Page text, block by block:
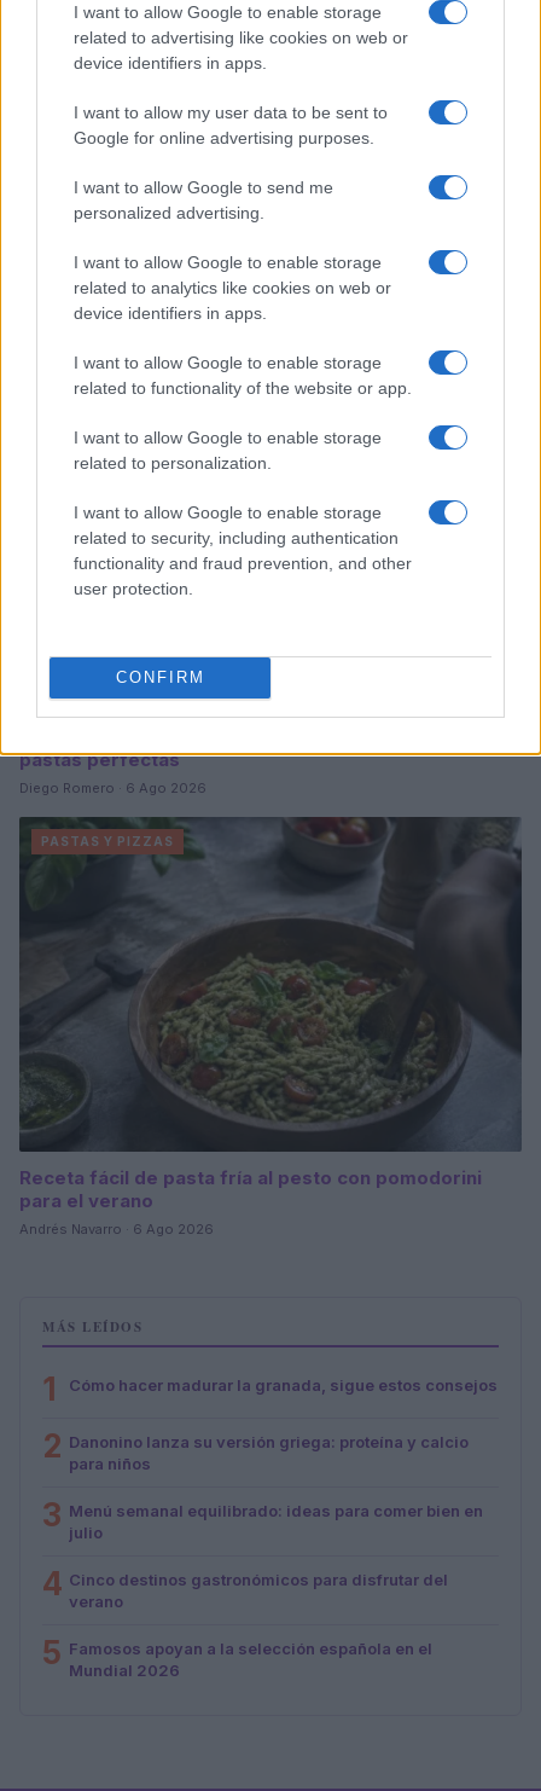
I want to allow Google to enable storage
related to advertising like cookies on web or
device identifiers in apps.
I want to allow my user data to be sent to
Google for online advertising purposes.
I want to allow Google to send me
personalized advertising.
I want to allow Google to enable storage
related to analytics like cookies on web or
device identifiers in apps.
I want to allow Google to enable storage
related to functionality of the website or app.
I want to allow Google to enable storage
related to personalization.
I want to allow Google to enable storage
related to security, including authentication
functionality and fraud prevention, and other
user protection.
CONFIRM
Explorando las similitudes y diferencias entre la
gastronomía peruana y ecuatoriana
pastas perfectas
Diego Romero · 6 Ago 2026
PASTAS Y PIZZAS
Receta fácil de pasta fría al pesto con pomodorini
para el verano
Andrés Navarro · 6 Ago 2026
MÁS LEÍDOS
1 Cómo hacer madurar la granada, sigue estos consejos
2 Danonino lanza su versión griega: proteína y calcio
para niños
3 Menú semanal equilibrado: ideas para comer bien en
julio
4 Cinco destinos gastronómicos para disfrutar del
verano
5 Famosos apoyan a la selección española en el
Mundial 2026